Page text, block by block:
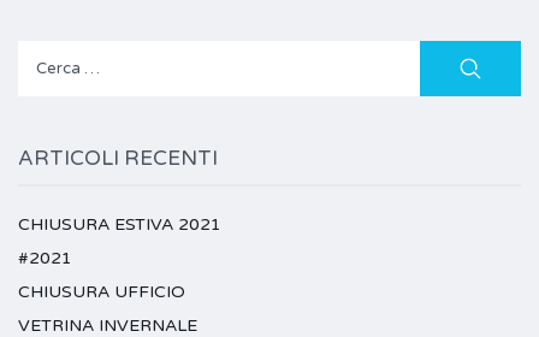
Ricerca
ARTICOLI RECENTI
CHIUSURA ESTIVA 2021
#2021
CHIUSURA UFFICIO
VETRINA INVERNALE